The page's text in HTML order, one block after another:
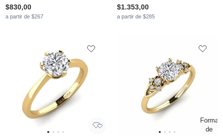
$830,00
a partir de $267
$1.353,00
a partir de $285